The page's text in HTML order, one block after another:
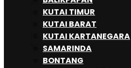
KUTAI TIMUR
KUTAI BARAT
KUTAI KARTANEGARA
SAMARINDA
BONTANG